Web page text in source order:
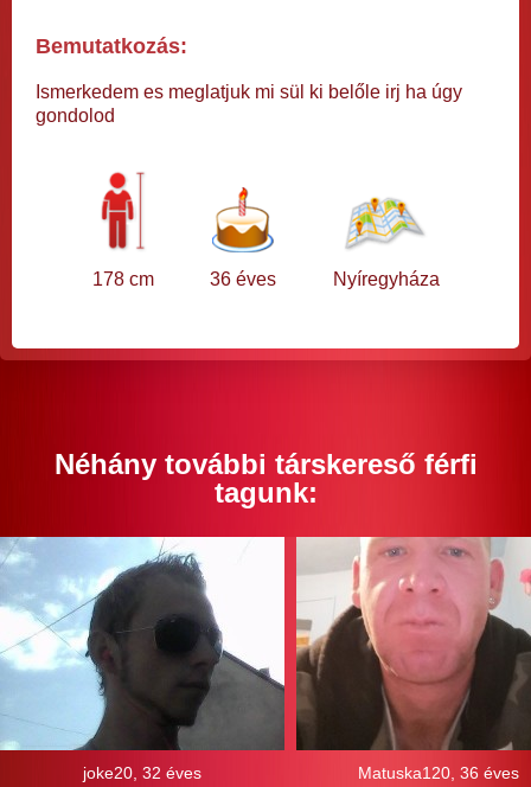
Bemutatkozás:
Ismerkedem es meglatjuk mi sül ki belőle irj ha úgy
gondolod
178 cm 36 éves Nyíregyháza
Néhány további társkereső férfi
tagunk:
joke20, 32 éves Matuska120, 36 éves